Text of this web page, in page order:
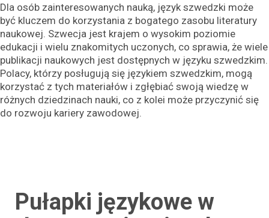
Dla osób zainteresowanych nauką, język szwedzki może
być kluczem do korzystania z bogatego zasobu literatury
naukowej. Szwecja jest krajem o wysokim poziomie
edukacji i wielu znakomitych uczonych, co sprawia, że wiele
publikacji naukowych jest dostępnych w języku szwedzkim.
Polacy, którzy posługują się językiem szwedzkim, mogą
korzystać z tych materiałów i zgłębiać swoją wiedzę w
różnych dziedzinach nauki, co z kolei może przyczynić się
do rozwoju kariery zawodowej.
Pułapki językowe w